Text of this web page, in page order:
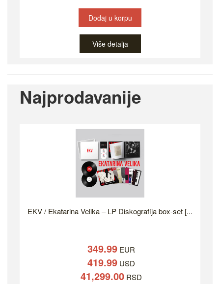
Dodaj u korpu
Više detalja
Najprodavanije
EKV / Ekatarina Velika – LP Diskografija box-set [...
349.99 EUR
419.99 USD
41,299.00 RSD